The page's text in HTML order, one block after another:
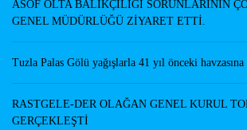
ASOF OLTA BALIKÇILIĞI SORUNLARININ
GENEL MÜDÜRLÜĞÜ ZİYARET ETTİ.
Tuzla Palas Gölü yağışlarla 41 yıl önceki
RASTGELE-DER OLAĞAN GENEL KURUL
GERÇEKLEŞTİ